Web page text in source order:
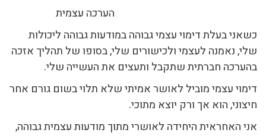
הערכה עצמית
כשאני בעלת דימוי עצמי גבוהה במודעות גבוהה ליכולות
שלי, נאמנה לעצמי ולכישורים שלי, בסופו של תהליך אזכה
בהערכה חברתית שתקבל ותעצים את העשייה שלי.
דימוי עצמי מוביל לאושר אמיתי שלא תלוי בשום גורם אחר
חיצוני, הוא אך ורק יוצא מתוכי.
אני האחראית היחידה לאושרי מתוך מודעות עצמית גבוהה,